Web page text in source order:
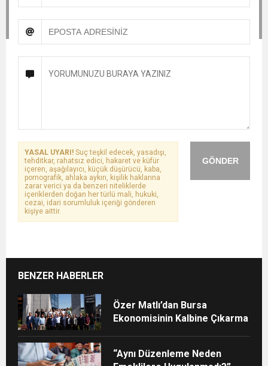
GÖNDER
YASAL UYARI! Suç teşkil edecek, yasadışı,
tehditkar, rahatsız edici, hakaret ve küfür
içeren, aşağılayıcı, küçük düşürücü, kaba,
pornografik, ahlaka aykırı, kişilik haklarına
zarar verici ya da benzeri niteliklerde
içeriklerden doğan her türlü mali, hukuki,
cezai, idari sorumluluk içeriği gönderen
kişiye aittir.
BENZER HABERLER
Özer Matlı’dan Bursa
Ekonomisinin Kalbine Çıkarma
“Aynı Düzenleme Neden